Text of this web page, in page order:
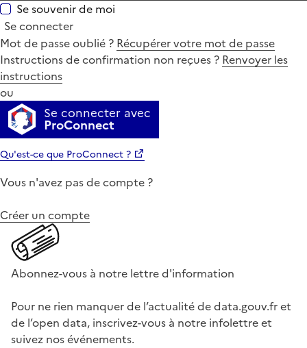
Se souvenir de moi
Se connecter
Mot de passe oublié ? Récupérer votre mot de passe
Instructions de confirmation non reçues ? Renvoyer les
instructions
ou
Se connecter avec
ProConnect
Qu'est-ce que ProConnect ?
Vous n'avez pas de compte ?
Créer un compte
Abonnez-vous à notre lettre d'information
Pour ne rien manquer de l’actualité de data.gouv.fr et
de l’open data, inscrivez-vous à notre infolettre et
suivez nos événements.